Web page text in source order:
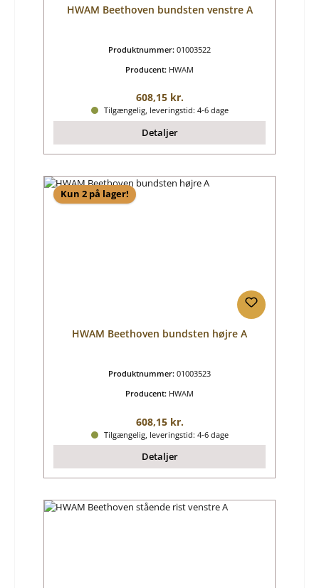
HWAM Beethoven bundsten venstre A
Produktnummer: 01003522
Producent: HWAM
Almindelig pris:
608,15 kr.
Tilgængelig, leveringstid: 4-6 dage
Detaljer
Kun 2 på lager!
HWAM Beethoven bundsten højre A
Produktnummer: 01003523
Producent: HWAM
Almindelig pris:
608,15 kr.
Tilgængelig, leveringstid: 4-6 dage
Detaljer